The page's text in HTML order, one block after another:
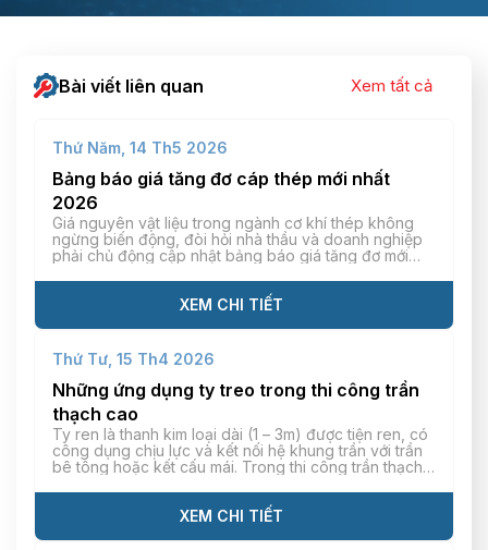
Bài viết liên quan Xem tất cả
Thứ Năm, 14 Th5 2026
Bảng báo giá tăng đơ cáp thép mới nhất
2026
Giá nguyên vật liệu trong ngành cơ khí thép không
ngừng biến động, đòi hỏi nhà thầu và doanh nghiệp
phải chủ động cập nhật bảng báo giá tăng đơ mới
XEM CHI TIẾT
Thứ Tư, 15 Th4 2026
Những ứng dụng ty treo trong thi công trần
thạch cao
Ty ren là thanh kim loại dài (1 – 3m) được tiện ren, có
công dụng chịu lực và kết nối hệ khung trần với trần
bê tông hoặc kết cấu mái. Trong thi công trần thạch
XEM CHI TIẾT